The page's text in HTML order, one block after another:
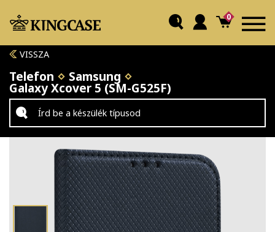
0
VISSZA
Telefon Samsung
Galaxy Xcover 5 (SM-G525F)